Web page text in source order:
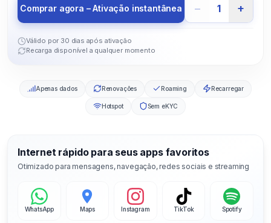
Comprar agora – Ativação instantânea − 1 +
Válido por 30 dias após ativação
Recarga disponível a qualquer momento
Apenas dados Renovações Roaming Recarregar
Hotspot Sem eKYC
Internet rápido para seus apps favoritos
Otimizado para mensagens, navegação, redes sociais e streaming
WhatsApp Maps Instagram TikTok Spotify